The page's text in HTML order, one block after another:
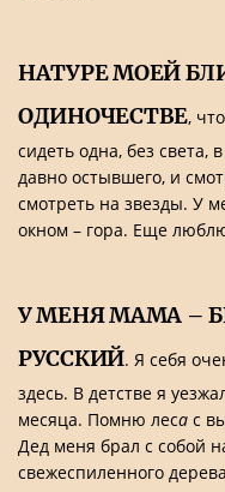
НАТУРЕ МОЕЙ
ОДИНОЧЕСТВЕ,
сидеть одна, без света,
давно остывшего, и
смотреть на звезды. У
окном – гора. Еще
У МЕНЯ МАМА –
РУССКИЙ. Я себя
здесь. В детстве я
месяца. Помню леса с
Дед меня брал с собой
свежеспиленного